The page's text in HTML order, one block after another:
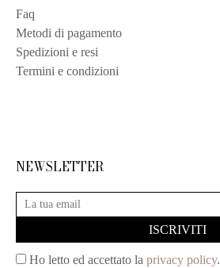
Faq
Metodi di pagamento
Spedizioni e resi
Termini e condizioni
NEWSLETTER
Ho letto ed accettato la privacy policy.